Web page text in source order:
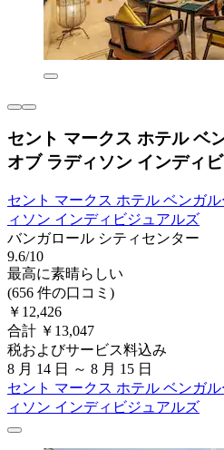
セント マークス ホテル ベ
オブ ラディソン インディ
セント マークス ホテル ベンガ
ィソン インディビジュアルズ
バンガロール シティセンター
9.6/10
最高に素晴らしい
(656 件の口コミ)
￥12,426
合計 ￥13,047
税およびサービス料込み
8 月 14 日 ～ 8 月 15 日
セント マークス ホテル ベンガ
ィソン インディビジュアルズ